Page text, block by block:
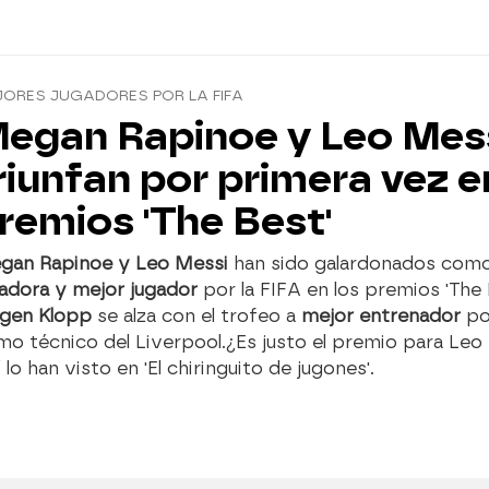
JUGADORES POR LA FIFA
Rapinoe y Leo
por primera vez
'The Best'
Rapinoe y Leo Messi han sido galardonados
y mejor jugador por la FIFA en los premios
Klopp se alza con el trofeo a mejor entrenador
técnico del Liverpool.¿Es justo el premio para Leo
lo han visto en 'El chiringuito de jugones'.